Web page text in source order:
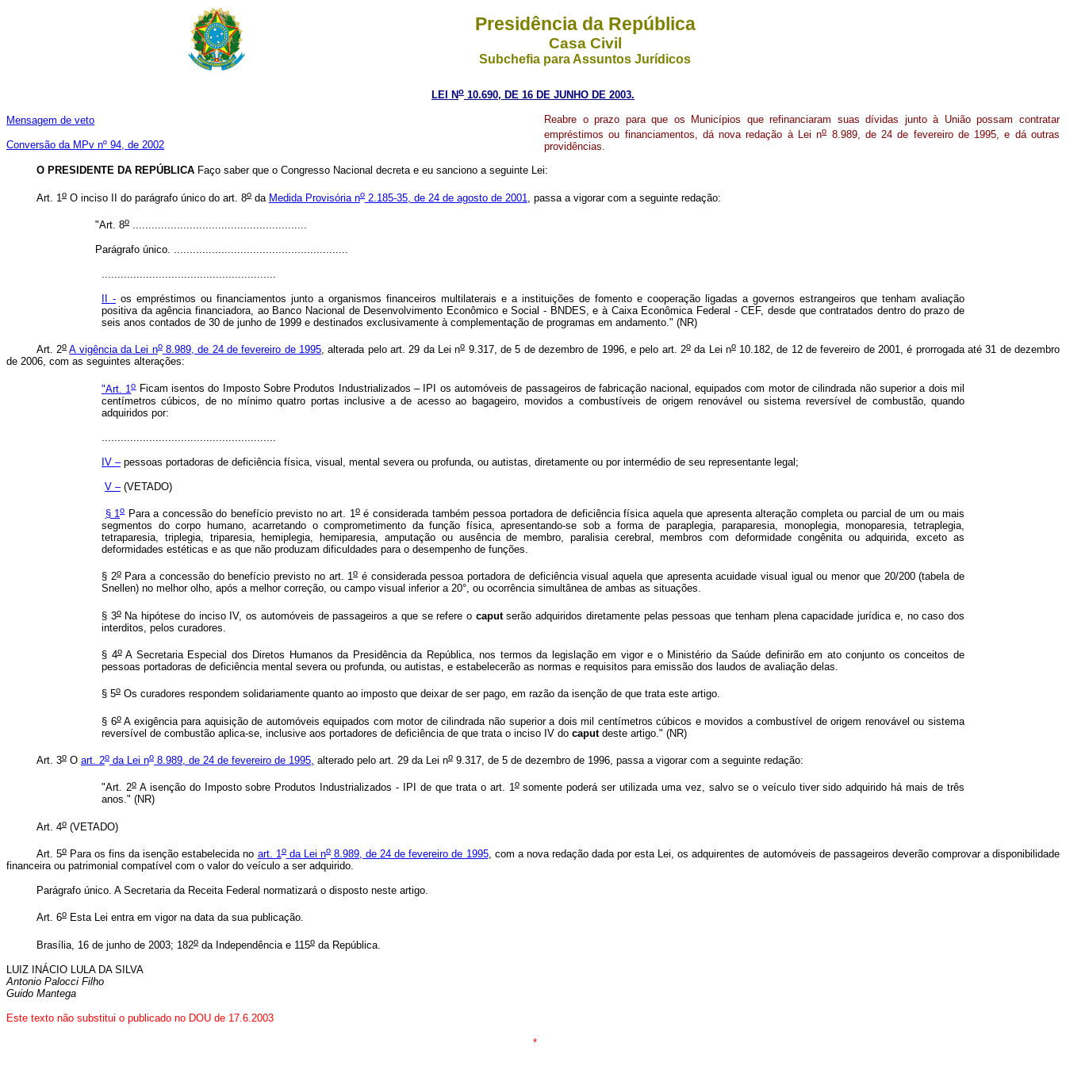
Presidência da República
Casa Civil
Subchefia para Assuntos Jurídicos
LEI No 10.690, DE 16 DE JUNHO DE 2003.
Mensagem de veto
Conversão da MPv nº 94, de 2002
Reabre o prazo para que os Municípios que refinanciaram suas dívidas junto à União possam contratar
empréstimos ou financiamentos, dá nova redação à Lei no8.989, de 24 de fevereiro de 1995, e dá outras
providências.
O PRESIDENTE DA REPÚBLICA Faço saber que o Congresso Nacional decreta e eu sanciono a seguinte Lei:
Art. 1oO inciso II do parágrafo único do art. 8oda Medida Provisória no2.185-35, de 24 de agosto de 2001 , passa a vigorar com a seguinte redação:
"Art. 8o .......................................................
Parágrafo único. .......................................................
.......................................................
II - os empréstimos ou financiamentos junto a organismos financeiros multilaterais e a instituições de fomento e cooperação ligadas a governos estrangeiros que tenham avaliação
positiva da agência financiadora, ao Banco Nacional de Desenvolvimento Econômico e Social - BNDES, e à Caixa Econômica Federal - CEF, desde que contratados dentro do prazo de
seis anos contados de 30 de junho de 1999 e destinados exclusivamente à complementação de programas em andamento." (NR)
Art. 2o A vigência da Lei no8.989, de 24 de fevereiro de 1995, alterada pelo art. 29 da Lei no9.317, de 5 de dezembro de 1996, e pelo art. 2oda Lei no10.182, de 12 de fevereiro de 2001, é prorrogada até 31 de dezembro
de 2006, com as seguintes alterações:
"Art. 1oFicam isentos do Imposto Sobre Produtos Industrializados – IPI os automóveis de passageiros de fabricação nacional, equipados com motor de cilindrada não superior a dois mil
centímetros cúbicos, de no mínimo quatro portas inclusive a de acesso ao bagageiro, movidos a combustíveis de origem renovável ou sistema reversível de combustão, quando
adquiridos por:
IV –pessoas portadoras de deficiência física, visual, mental severa ou profunda, ou autistas, diretamente ou por intermédio de seu representante legal;
V –(VETADO)
§ 1oPara a concessão do benefício previsto no art. 1oé considerada também pessoa portadora de deficiência física aquela que apresenta alteração completa ou parcial de um ou mais
segmentos do corpo humano, acarretando o comprometimento da função física, apresentando-se sob a forma de paraplegia, paraparesia, monoplegia, monoparesia, tetraplegia,
tetraparesia, triplegia, triparesia, hemiplegia, hemiparesia, amputação ou ausência de membro, paralisia cerebral, membros com deformidade congênita ou adquirida, exceto as
deformidades estéticas e as que não produzam dificuldades para o desempenho de funções.
§ 2oPara a concessão do benefício previsto no art. 1oé considerada pessoa portadora de deficiência visual aquela que apresenta acuidade visual igual ou menor que 20/200 (tabela de
Snellen) no melhor olho, após a melhor correção, ou campo visual inferior a 20°, ou ocorrência simultânea de ambas as situações.
§ 3oNa hipótese do inciso IV, os automóveis de passageiros a que se refere o caputserão adquiridos diretamente pelas pessoas que tenham plena capacidade jurídica e, no caso dos
interditos, pelos curadores.
§ 4oA Secretaria Especial dos Diretos Humanos da Presidência da República, nos termos da legislação em vigor e o Ministério da Saúde definirão em ato conjunto os conceitos de
pessoas portadoras de deficiência mental severa ou profunda, ou autistas, e estabelecerão as normas e requisitos para emissão dos laudos de avaliação delas.
§ 5o Os curadores respondem solidariamente quanto ao imposto que deixar de ser pago, em razão da isenção de que trata este artigo.
§ 6oA exigência para aquisição de automóveis equipados com motor de cilindrada não superior a dois mil centímetros cúbicos e movidos a combustível de origem renovável ou sistema
reversível de combustão aplica-se, inclusive aos portadores de deficiência de que trata o inciso IV do caputdeste artigo." (NR)
Art. 3oO art. 2oda Lei no8.989, de 24 de fevereiro de 1995, alterado pelo art. 29 da Lei no9.317, de 5 de dezembro de 1996, passa a vigorar com a seguinte redação:
"Art. 2oA isenção do Imposto sobre Produtos Industrializados - IPI de que trata o art. 1osomente poderá ser utilizada uma vez, salvo se o veículo tiver sido adquirido há mais de três
anos." (NR)
Art. 4o(VETADO)
Art. 5oPara os fins da isenção estabelecida no art. 1oda Lei no8.989, de 24 de fevereiro de 1995, com a nova redação dada por esta Lei, os adquirentes de automóveis de passageiros deverão comprovar a disponibilidade
financeira ou patrimonial compatível com o valor do veículo a ser adquirido.
Parágrafo único. A Secretaria da Receita Federal normatizará o disposto neste artigo.
Art. 6oEsta Lei entra em vigor na data da sua publicação.
Brasília, 16 de junho de 2003; 182oda Independência e 115oda República.
LUIZ INÁCIO LULA DA SILVA
Antonio Palocci Filho
Guido Mantega
Este texto não substitui o publicado no DOU de 17.6.2003
*